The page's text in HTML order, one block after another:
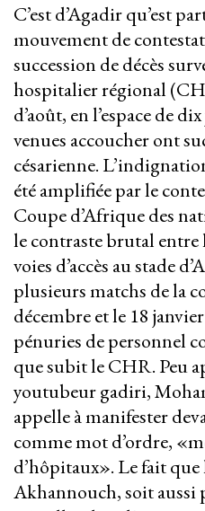
C’est d’Agadir qu’est
mouvement de
succession de décès
hospitalier régional
d’août, en l’espace de
venues accoucher ont
césarienne.
été amplifiée par le
Coupe d’Afrique des
le contraste brutal
voies d’accès au stade
plusieurs matchs de la
décembre et le 18
pénuries de personnel
que subit le CHR. Peu
youtubeur gadiri,
appelle à manifester
comme mot d’ordre,
d’hôpitaux». Le fait
Akhannouch, soit